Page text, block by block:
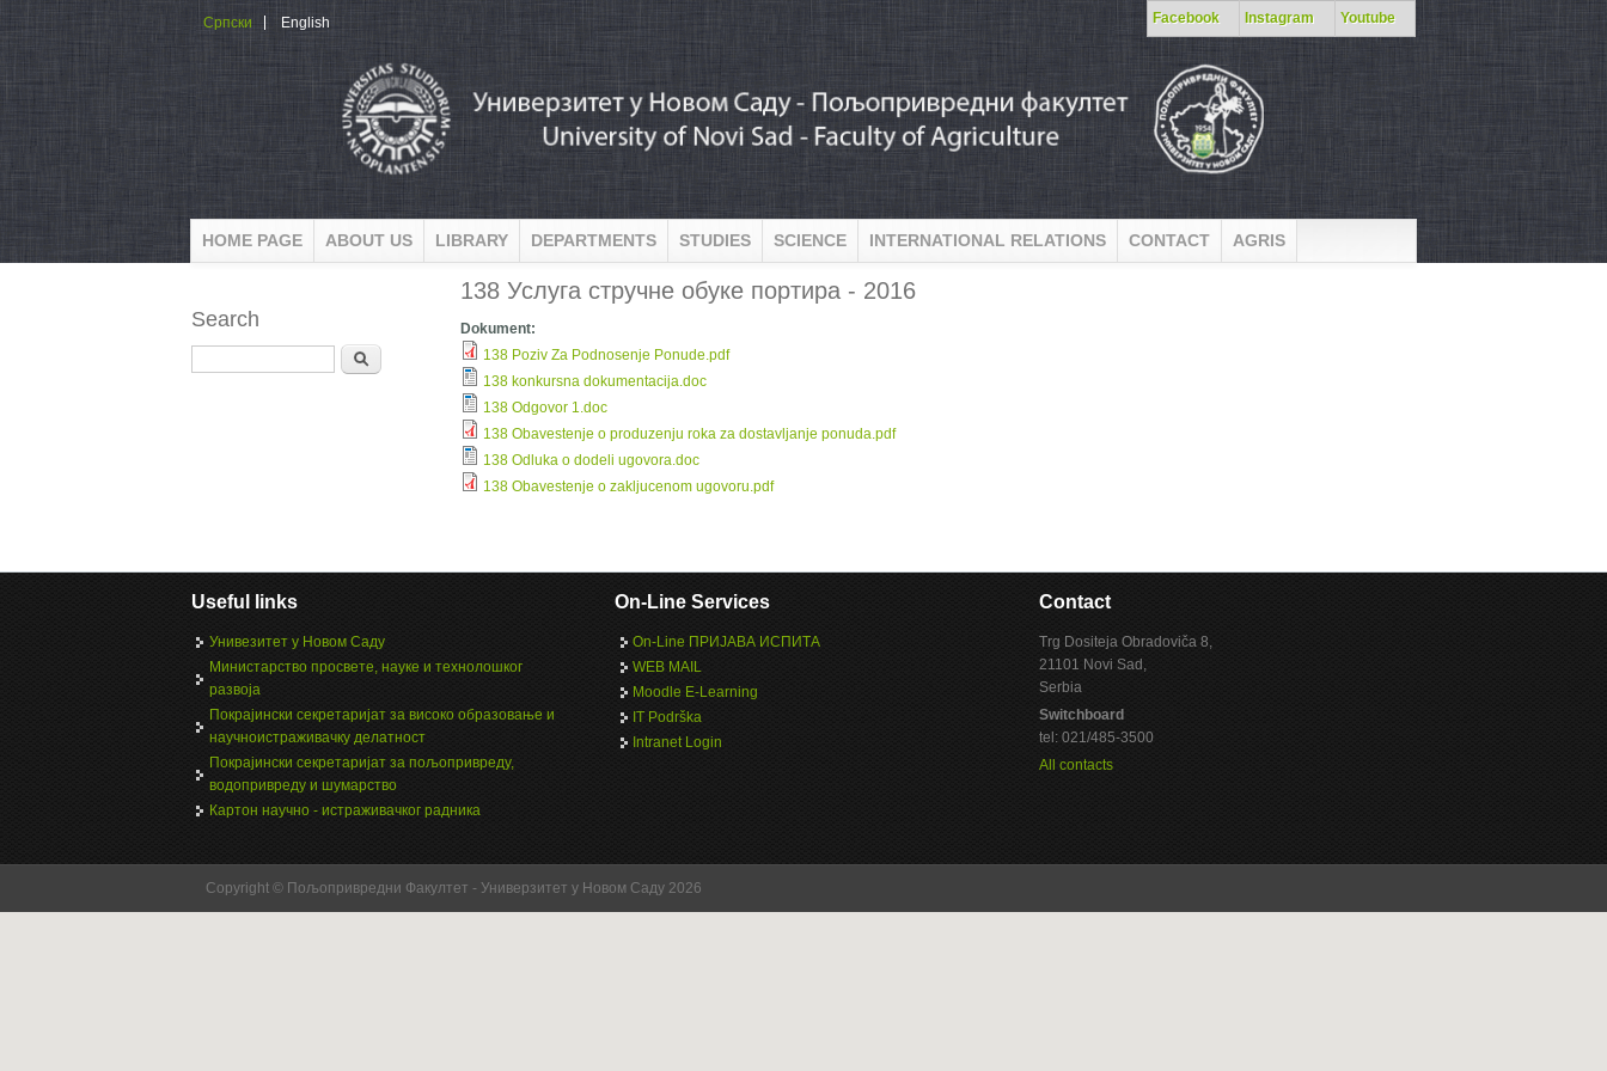
Skip to main content Facebook Instagram Youtube
Српски English
HOME PAGE ABOUT US LIBRARY DEPARTMENTS STUDIES SCIENCE INTERNATIONAL RELATIONS CONTACT AGRIS
138 Услугa стручне обуке портира - 2016
Dokument:
138 Poziv Za Podnosenje Ponude.pdf
138 konkursna dokumentacija.doc
138 Odgovor 1.doc
138 Obavestenje o produzenju roka za dostavljanje ponuda.pdf
138 Odluka o dodeli ugovora.doc
138 Obavestenje o zakljucenom ugovoru.pdf
Search
Useful links
Унивезитет у Новом Саду
Министарство просвете, науке и технолошког
развоја
Покрајински секретаријат за високо образовање и
научноистраживачку делатност
Покрајински секретаријат за пољопривреду,
водопривреду и шумарство
Картон научно - истраживачког радника
On-Line Services
On-Line ПРИЈАВА ИСПИТА
WEB MAIL
Moodle E-Learning
IT Podrška
Intranet Login
Contact
Trg Dositeja Obradoviča 8,
21101 Novi Sad,
Serbia
Switchboard
tel: 021/485-3500
All contacts
Copyright © Пољопривредни Факултет - Универзитет у Новом Саду 2026